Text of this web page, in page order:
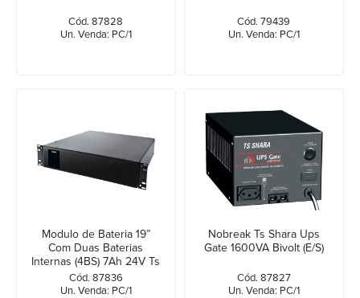
Cód. 87828
Un. Venda: PC/1
Cód. 79439
Un. Venda: PC/1
Modulo de Bateria 19”
Com Duas Baterias
Internas (4BS) 7Ah 24V Ts
Shara
Cód. 87836
Un. Venda: PC/1
Nobreak Ts Shara Ups
Gate 1600VA Bivolt (E/S)
Cód. 87827
Un. Venda: PC/1